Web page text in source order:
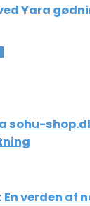
Yara
sohu-
verden af